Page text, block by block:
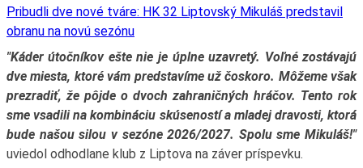
Pribudli dve nové tváre: HK 32 Liptovský Mikuláš predstavil
obranu na novú sezónu
"Káder útočníkov ešte nie je úplne uzavretý. Voľné zostávajú
dve miesta, ktoré vám predstavíme už čoskoro. Môžeme však
prezradiť, že pôjde o dvoch zahraničných hráčov. Tento rok
sme vsadili na kombináciu skúseností a mladej dravosti, ktorá
bude našou silou v sezóne 2026/2027. Spolu sme Mikuláš!"
uviedol odhodlane klub z Liptova na záver príspevku.